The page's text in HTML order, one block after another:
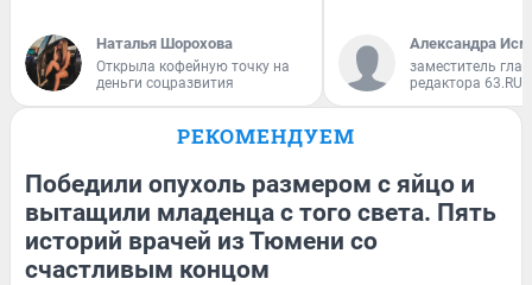
Наталья Шорохова
Открыла кофейную точку на
деньги соцразвития
Александра
заместитель
редактора 63.RU
РЕКОМЕНДУЕМ
Победили опухоль размером с яйцо и
вытащили младенца с того света. Пять
историй врачей из Тюмени со
счастливым концом